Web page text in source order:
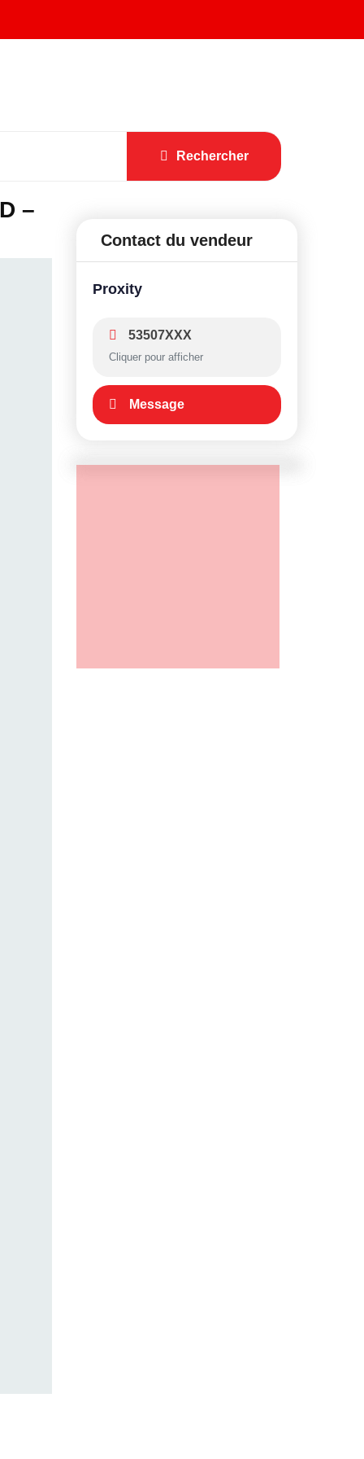
Rechercher
–
Contact du vendeur
Proxity
53507XXX
Cliquer pour afficher
Message